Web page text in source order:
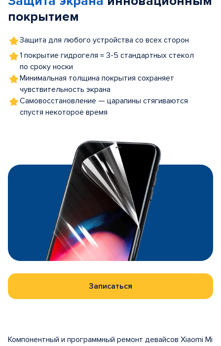
покрытием
Защита для любого устройства со всех сторон
1 покрытие гидрогеля = 3-5 стандартных стекол
по сроку носки
Минимальная толщина покрытия сохраняет
чувствительность экрана
Самовосстановление — царапины стягиваются
спустя некоторое время
Записаться
Компонентный и программный ремонт девайсов Xiaomi Mi